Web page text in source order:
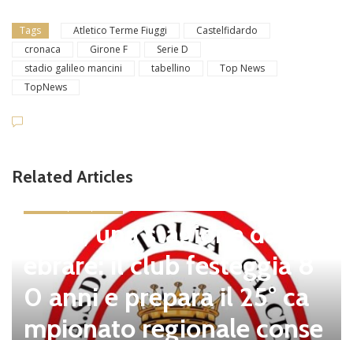
Tags Atletico Terme Fiuggi
Castelfidardo
cronaca
Girone F
Serie D
stadio galileo mancini
tabellino
Top News
TopNews
Related Articles
Tolfa, una stagione da cel
ebrare: il club festeggia 8
0 anni e prepara il 25° ca
mpionato regionale conse